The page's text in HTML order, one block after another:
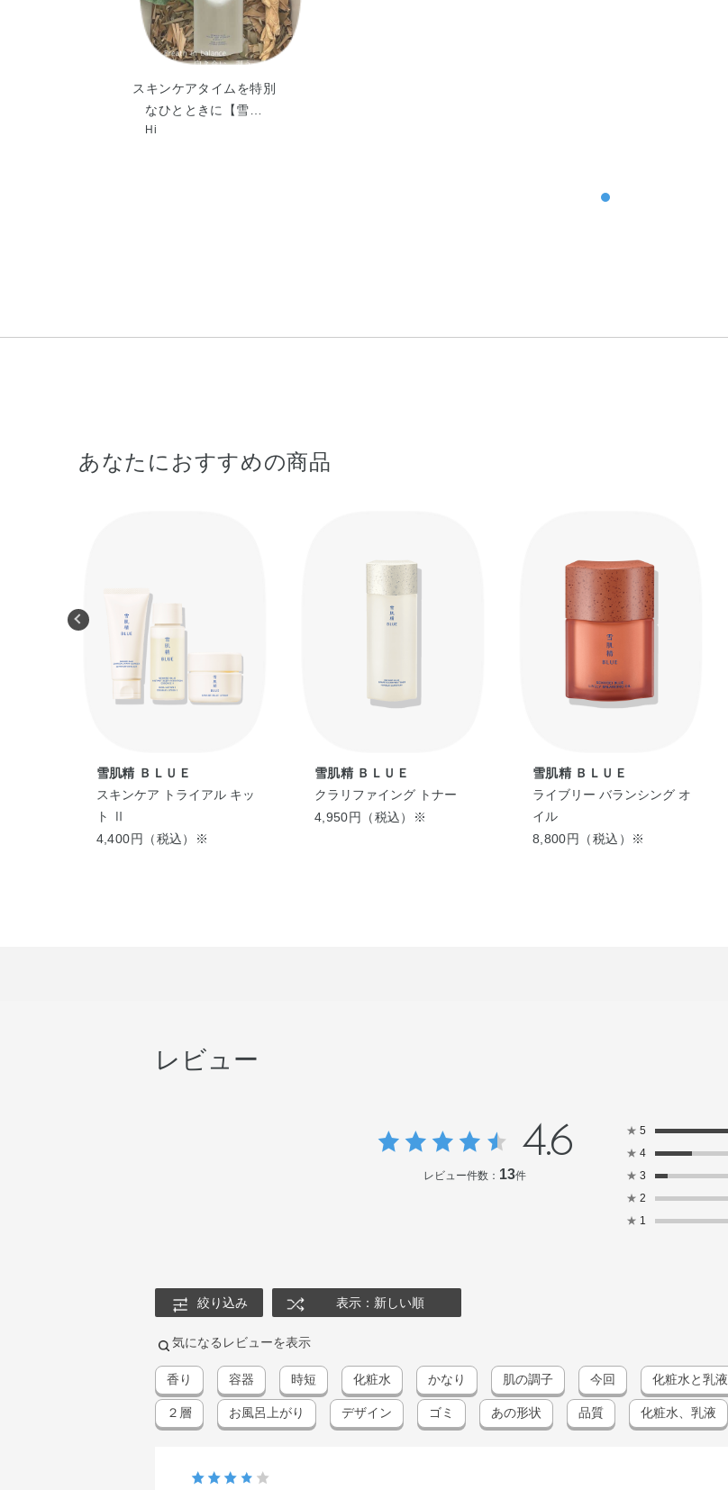
スキンケアタイムを特別
なひとときに【雪…
Hi
あなたにおすすめの商品
雪肌精 ＢＬＵＥ
スキンケア トライアル キッ
ト Ⅱ
4,400円（税込）※
雪肌精 ＢＬＵＥ
クラリファイング トナー
4,950円（税込）※
雪肌精 ＢＬＵＥ
ライブリー バランシング オ
イル
8,800円（税込）※
レビュー
4.6
レビュー件数： 13件
★ 5
★ 4
★ 3
★ 2
★ 1
絞り込み 表示：新しい順
気になるレビューを表示
香り 容器 時短 化粧水 かなり 肌の調子 今回 化粧水と乳液
２層 お風呂上がり デザイン ゴミ あの形状 品質 化粧水、乳液